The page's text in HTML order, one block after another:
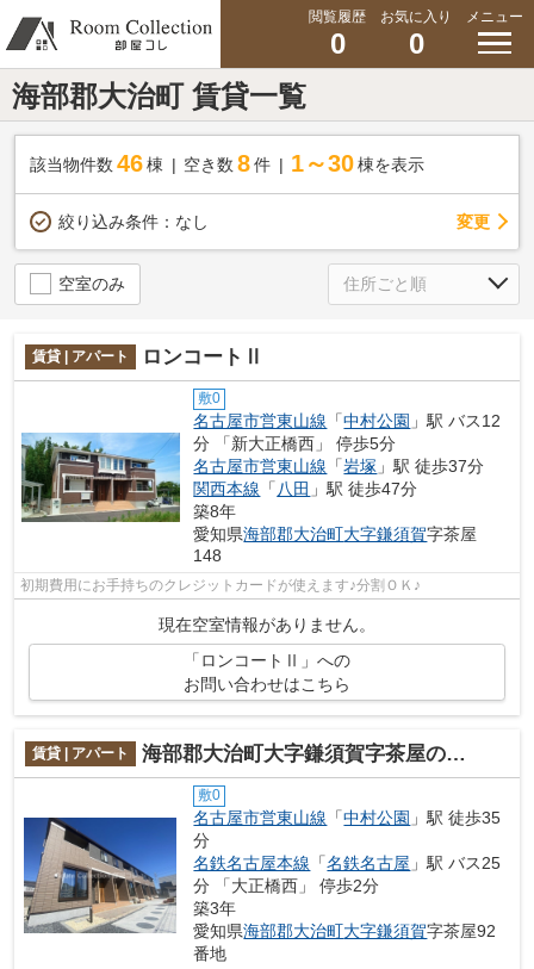
閲覧履歴
0
お気に入り
0
メニュー
海部郡大治町 賃貸一覧
該当物件数 46棟 空き数 8 件 1～30 棟を表示
絞り込み条件： なし 変更
空室のみ
賃貸 | アパート ロンコートⅡ
敷0
名古屋市営東山線 「中村公園 」駅 バス12
分 「新大正橋西」 停歩5分
名古屋市営東山線 「岩塚 」駅 徒歩37分
関西本線 「八田 」駅 徒歩47分
築8年
愛知県海部郡大治町大字鎌須賀字茶屋
148
初期費用にお手持ちのクレジットカードが使えます♪分割ＯＫ♪
現在空室情報がありません。
「ロンコートⅡ」への
お問い合わせはこちら
賃貸 | アパート 海部郡大治町大字鎌須賀字茶屋のアパート
敷0
名古屋市営東山線 「中村公園 」駅 徒歩35
分
名鉄名古屋本線 「名鉄名古屋 」駅 バス25
分 「大正橋西」 停歩2分
築3年
愛知県海部郡大治町大字鎌須賀字茶屋92
番地